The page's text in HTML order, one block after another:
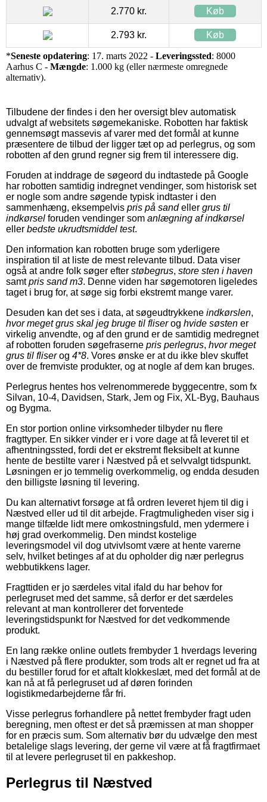
2.770 kr. Køb
2.793 kr. Køb
*Seneste opdatering: 17. marts 2022 - Leveringssted: 8000
Aarhus C - Mængde: 1.000 kg (eller nærmeste omregnede
alternativ).
Tilbudene der findes i den her oversigt blev automatisk
udvalgt af websitets søgemekaniske. Robotten har faktisk
gennemsøgt massevis af varer med det formål at kunne
præsentere de tilbud der ligger tæt op ad perlegrus, og som
robotten af den grund regner sig frem til interessere dig.
Foruden at inddrage de søgeord du indtastede på Google
har robotten samtidig indregnet vendinger, som historisk set
er nogle som andre søgende typisk indtaster i den
sammenhæng, eksempelvis pris på sandeller grus til
indkørsel foruden vendinger som anlægning af indkørsel
eller bedste ukrudtsmiddel test.
Den information kan robotten bruge som yderligere
inspiration til at liste de mest relevante tilbud. Data viser
også at andre folk søger efter støbegrus, store sten i haven
samtpris sand m3. Denne viden har søgemotoren ligeledes
taget i brug for, at søge sig forbi ekstremt mange varer.
Desuden kan det ses i data, at søgeudtrykkene indkørslen,
hvor meget grus skal jeg bruge til fliserog hvide søsten er
virkelig anvendte, og af den grund er de samtidig medregnet
af robotten foruden søgefraserne pris perlegrus, hvor meget
grus til fliserog 4*8. Vores ønske er at du ikke blev skuffet
over de fremviste produkter, og at nogle af dem kan bruges.
Perlegrus hentes hos velrenommerede byggecentre, som fx
Silvan, 10-4, Davidsen, Stark, Jem og Fix, XL-Byg, Bauhaus
og Bygma.
En stor portion online virksomheder tilbyder nu flere
fragttyper. En sikker vinder er i vore dage at få leveret til et
afhentningssted, fordi det er ekstremt fleksibelt at kunne
hente de bestilte varer i Næstved på et selvvalgt tidspunkt.
Løsningen er jo temmelig overkommelig, og endda desuden
den billigste løsning til levering.
Du kan alternativt forsøge at få ordren leveret hjem til dig i
Næstved eller ud til dit arbejde. Fragtmuligheden viser sig i
mange tilfælde lidt mere omkostningsfuld, men ydermere i
høj grad overkommelig. Den mindst kostelige
leveringsmodel vil dog utvivlsomt være at hente varerne
selv, hvilket betinges af at du opholder dig nær perlegrus
webbutikkens lager.
Fragttiden er jo særdeles vital ifald du har behov for
perlegruset med det samme, så derfor er det særdeles
relevant at man kontrollerer det forventede
leveringstidspunkt for Næstved for det vedkommende
produkt.
En lang række online outlets frembyder 1 hverdags levering
i Næstved på flere produkter, som trods alt er regnet ud fra at
du bestiller forud for et aftalt klokkeslæt, med det formål at de
kan nå at få perlegruset ud af døren forinden
logistikmedarbejderne får fri.
Visse perlegrus forhandlere på nettet frembyder fragt uden
beregning, men oftest er det så præmissen at man shopper
for en præcis sum. Som alternativ bør du udvælge den mest
betalelige slags levering, der gerne vil være at få fragtfirmaet
til at levere perlegruset til en pakkeshop.
Perlegrus til Næstved